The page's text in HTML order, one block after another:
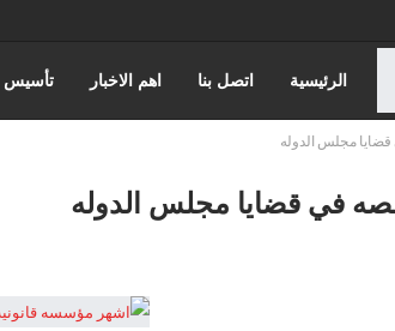
الرئيسية اتصل بنا اهم الاخبار تأسيس
قضايا الاسره
المنتدى القانوني
مجلس الدوله
في قضايا مجلس الدوله